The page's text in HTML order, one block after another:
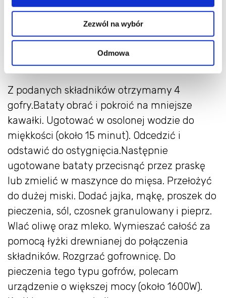
Zezwól na wybór
Odmowa
Jak zrobić gofry z batatów?
Z podanych składników otrzymamy 4
gofry.Bataty obrać i pokroić na mniejsze
kawałki. Ugotować w osolonej wodzie do
miękkości (około 15 minut). Odcedzić i
odstawić do ostygnięcia.Następnie
ugotowane bataty przecisnąć przez praskę
lub zmielić w maszynce do mięsa. Przełożyć
do dużej miski. Dodać jajka, mąkę, proszek do
pieczenia, sól, czosnek granulowany i pieprz.
Wlać oliwę oraz mleko. Wymieszać całość za
pomocą łyżki drewnianej do połączenia
składników. Rozgrzać gofrownicę. Do
pieczenia tego typu gofrów, polecam
urządzenie o większej mocy (około 1600W).